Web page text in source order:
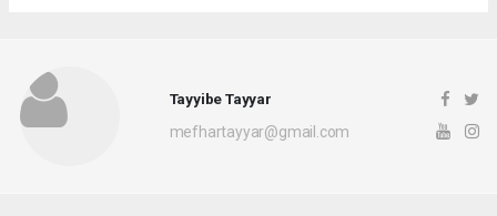
Tayyibe Tayyar
mefhartayyar@gmail.com